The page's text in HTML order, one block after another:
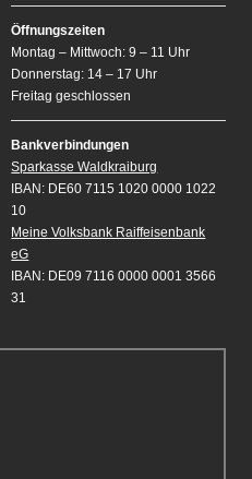
Öffnungszeiten
Montag – Mittwoch: 9 – 11 Uhr
Donnerstag: 14 – 17 Uhr
Freitag geschlossen
Bankverbindungen
Sparkasse Waldkraiburg
IBAN: DE60 7115 1020 0000 1022
10
Meine Volksbank Raiffeisenbank
eG
IBAN: DE09 7116 0000 0001 3566
31